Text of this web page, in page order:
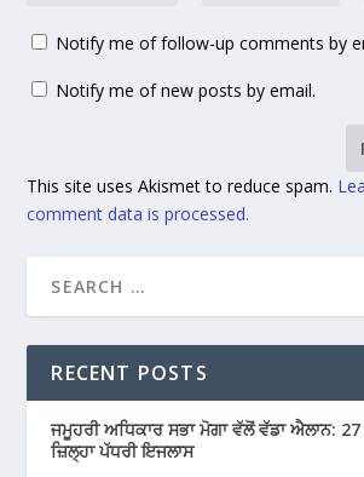
Notify me of follow-up comments by
Notify me of new posts by email.
This site uses Akismet to reduce spam.
comment data is processed.
RECENT POSTS
ਜਮੂਹਰੀ ਅਧਿਕਾਰ ਸਭਾ ਮੋਗਾ ਵੱਲੋਂ ਵੱਡਾ ਐਲਾਨ:
ਜ਼ਿਲ੍ਹਾ ਪੱਧਰੀ ਇਜਲਾਸ